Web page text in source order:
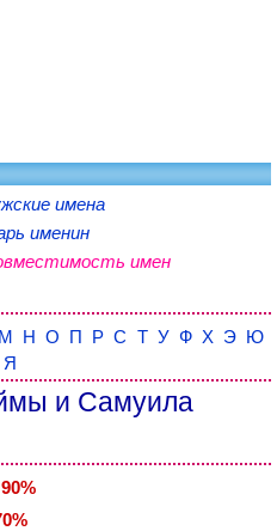
имена
именин
имен
М Н О П Р С Т У Ф Х Э Ю
Я
и Самуила
90%